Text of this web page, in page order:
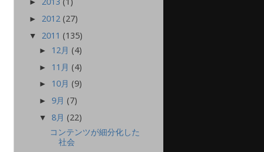
► 2012 (27)
▼ 2011 (135)
► 12月 (4)
► 11月 (4)
► 10月 (9)
► 9月 (7)
▼ 8月 (22)
コンテンツが細分化した
社会